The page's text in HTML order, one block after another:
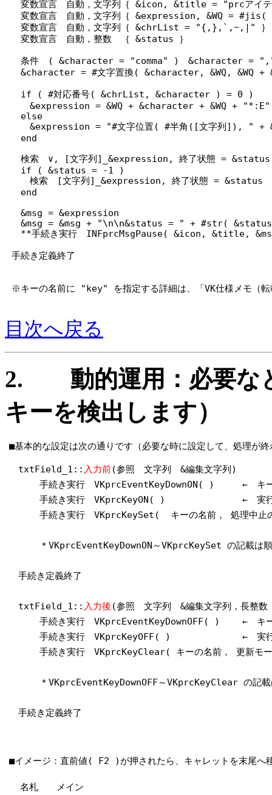
変数宣言 自動，文字列｛ &icon, &title = "prcアイ
変数宣言 自動，文字列｛ &expression, &WQ =
変数宣言 自動，文字列｛ &chrList = "{,},`,~,|" ｝
変数宣言 自動，整数 ｛ &status ｝
条件 ( &character = "comma" ) &character =
&character = #文字置換( &character, &WQ, &WQ +
if ( #対応番号( &chrList, &character ) = 0 )
&expression = &WQ + &character + &WQ + "*:E"
else
&expression = "#文字位置( #半角([文字列]), " +
end
検索 ∨, [文字列]_&expression, 終了状態 = &status
if ( &status = -1 )
検索 [文字列]_&expression, 終了状態 = &status
end
&msg = &expression
&msg = &msg + "\n\n&status = " + #str(
**手続き実行 INFprcMsgPause( &icon, &title,
手続き定義終了
※キーの名前に "key" を指定する詳細は、「VK仕様メモ（転
目次へ戻る
2. 動的運用：必要な
キーを検出します）
■基本的な設定は次の通りです（必要な時に設定して、処理が
txtField_1:: 入力前(参照 文字列 &編集文字列)
手続き実行 VKprcEventKeyDownON( )
← キー
手続き実行 VKprcKeyON( )
← 実
手続き実行 VKprcKeySet( キーの名前， 処理中
＊VKprcEventKeyDownON～VKprcKeySet の記載
手続き定義終了
txtField_1:: 入力後 (参照 文字列 &編集文字列，長整
手続き実行 VKprcEventKeyDownOFF( )
← キー
手続き実行 VKprcKeyOFF( )
← 実
手続き実行 VKprcKeyClear( キーの名前， 更
＊VKprcEventKeyDownOFF～VKprcKeyClear の記
手続き定義終了
■イメージ：直前値( F2 )が押されたら、キャレットを末尾へ
名札 メイン